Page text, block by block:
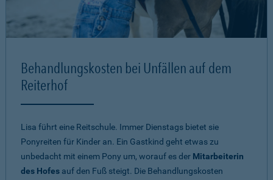
Behandlungskosten bei Unfällen auf dem
Reiterhof
Lisa führt eine Reitschule. Immer Dienstags bietet sie
Ponyreiten für Kinder an. Ein Gastkind geht etwas zu
unbedacht mit einem Pony um, worauf es der Mitarbeiterin
des Hofes auf den Fuß steigt. Die Behandlungskosten